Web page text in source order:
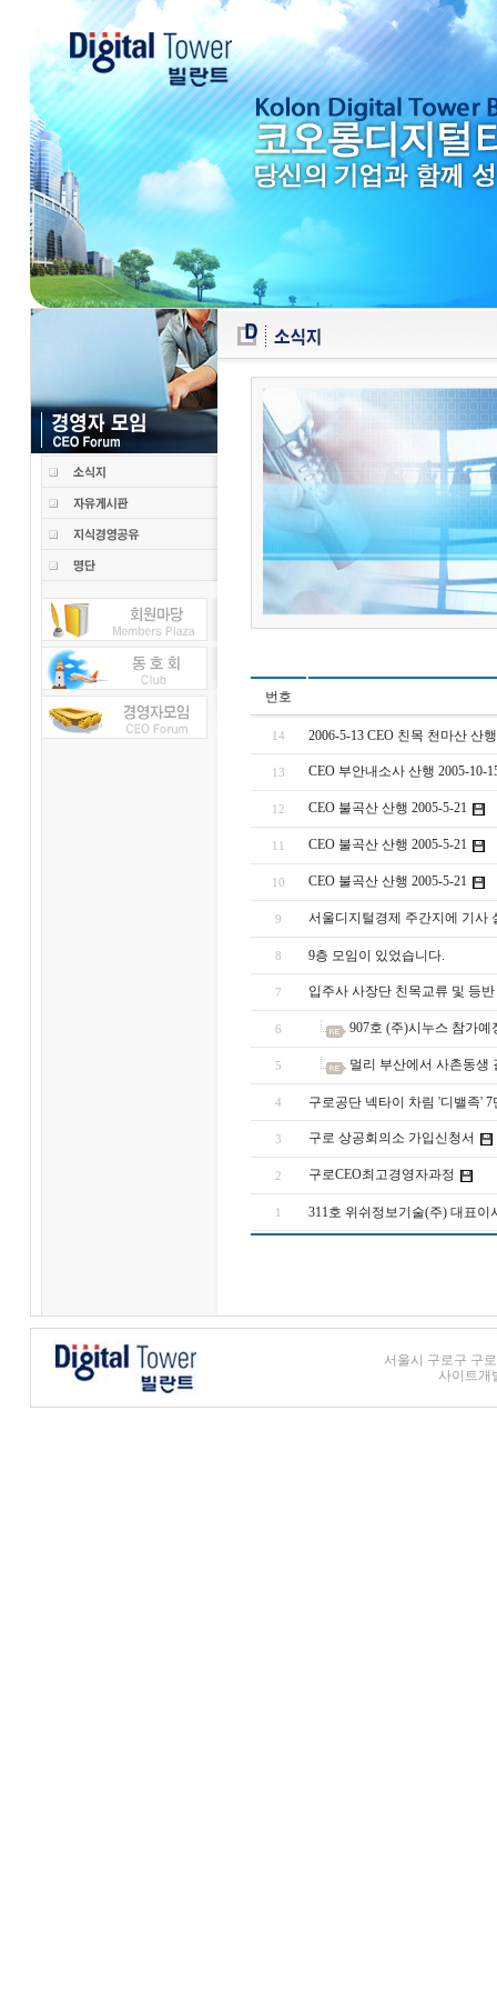
번호
14 2006-5-13 CEO 친목 천마산 산
13 CEO 부안내소사 산행 2005-10-
12 CEO 불곡산 산행 2005-5-21
11 CEO 불곡산 산행 2005-5-21
10 CEO 불곡산 산행 2005-5-21
9 서울디지털경제 주간지에 기사
8 9층 모임이 있었습니다.
7 입주사 사장단 친목교류 및 등
6 907호 (주)시누스 참가예
5 멀리 부산에서 사촌동생
4 구로공단 넥타이 차림 '디밸족'
3 구로 상공회의소 가입신청서
2 구로CEO최고경영자과정
1 311호 위쉬정보기술(주) 대표이
서울시 구로구 구
사이트개